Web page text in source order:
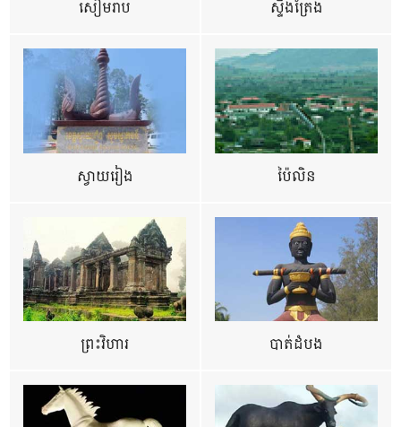
សៀមរាប ស្ទឹងត្រែង
ស្វាយរៀង ប៉ៃលិន
ព្រះវិហារ បាត់ដំបង